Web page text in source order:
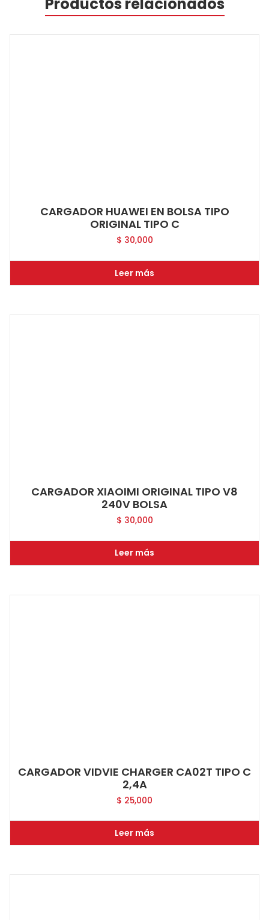
Productos relacionados
CARGADOR HUAWEI EN BOLSA TIPO
ORIGINAL TIPO C
$ 30,000
Leer más
CARGADOR XIAOIMI ORIGINAL TIPO V8
240V BOLSA
$ 30,000
Leer más
CARGADOR VIDVIE CHARGER CA02T TIPO C
2,4A
$ 25,000
Leer más